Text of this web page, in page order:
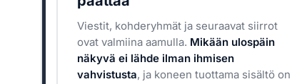
Viestit, kohderyhmät ja seuraavat siirrot
ovat valmiina aamulla. Mikään ulospäin
näkyvä ei lähde ilman ihmisen
vahvistusta, ja koneen tuottama sisältö on